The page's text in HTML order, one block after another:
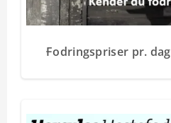
Fodringspriser pr. dag